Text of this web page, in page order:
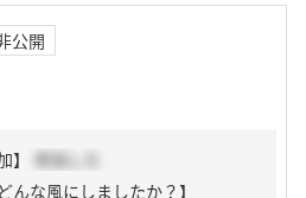
公開
】
参加した
んな風にしましたか？】